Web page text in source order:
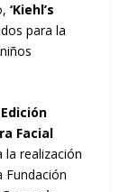
‘Kiehl’s
para la
Edición
Facial
la realización
Fundación